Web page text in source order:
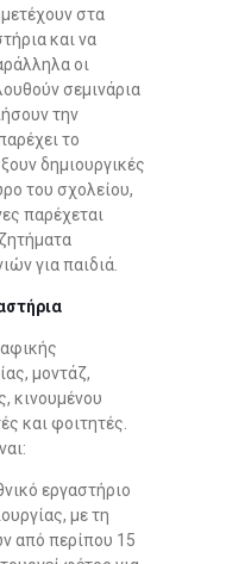
στα
και να
οι
σεμινάρια
την
το
δημιουργικές
του σχολείου,
παρέχεται
για παιδιά.
μοντάζ,
κινουμένου
και φοιτητές.
εργαστήριο
με τη
από περίπου 15